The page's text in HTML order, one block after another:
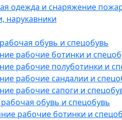
одежда и снаряжение
нарукавники
обувь и спецобувь
рабочие ботинки и
рабочие полуботинки и
рабочие сандалии и
рабочие сапоги и
обувь и спецобувь
рабочие ботинки и